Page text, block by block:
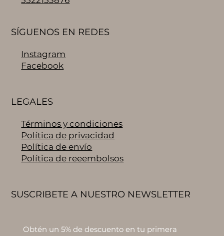
SUSCRIBETE A NUESTRO NEWSLETTER
Obtén un 5% de descuento en tu primera
SÍGUENOS EN REDES
Instagram
Facebook
LEGALES
Términos y condiciones
Política de privacidad
Política de envío
Política de reeembolsos